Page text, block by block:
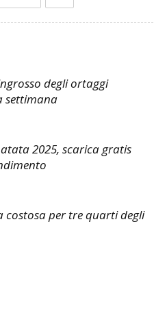
degli ortaggi
settimana
2025, scarica gratis
per tre quarti degli